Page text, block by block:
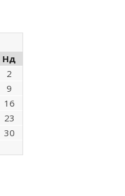
Нд
2
9
16
23
30